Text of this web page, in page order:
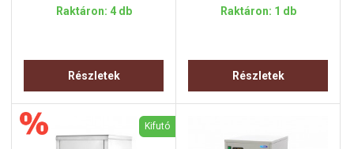
Raktáron: 4 db
Részletek
Raktáron: 1 db
Részletek
Kifutó